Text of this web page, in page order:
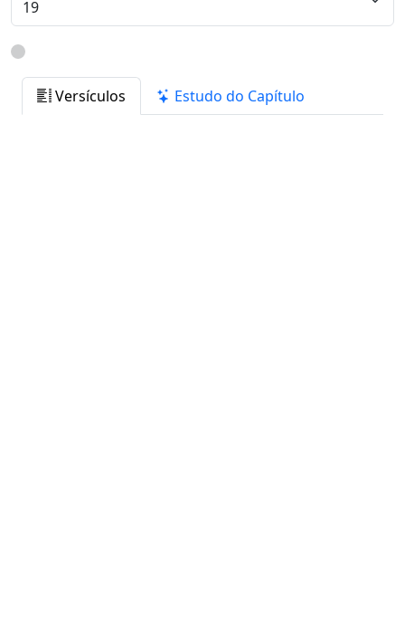
Versículos Estudo do Capítulo